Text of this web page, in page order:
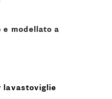
e modellato a
lavastoviglie